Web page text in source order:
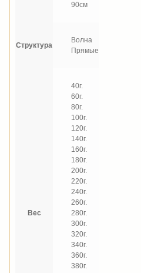
90см
Структура
Волна
Прямые
Вес
40г.
60г.
80г.
100г.
120г.
140г.
160г.
180г.
200г.
220г.
240г.
260г.
280г.
300г.
320г.
340г.
360г.
380г.